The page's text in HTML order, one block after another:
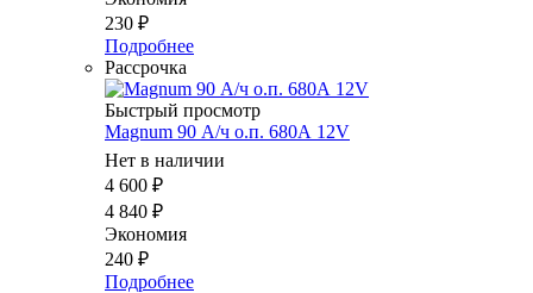
230 ₽
Подробнее
Рассрочка
Быстрый просмотр
Magnum 90 А/ч о.п. 680А 12V
Нет в наличии
4 600 ₽
4 840 ₽
Экономия
240 ₽
Подробнее